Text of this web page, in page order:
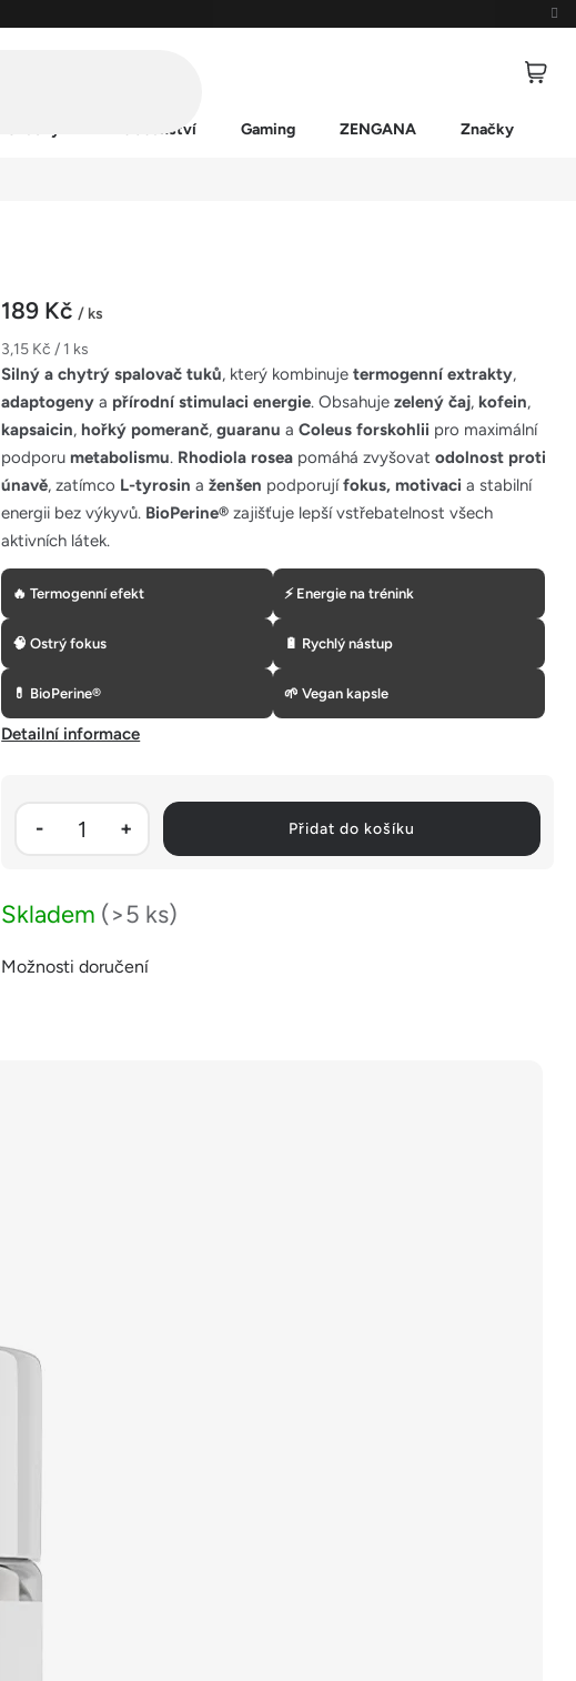
Příslušenství Gaming ZENGANA Značky
189 Kč/ ks
Měrná
cena:
3,15 Kč / 1 ks
Skladem (>5 ks)
Možnosti doručení
Přidat do košíku
Silný a chytrý spalovač tuků, který kombinujetermogenní extrakty,
adaptogeny a přírodní stimulaci energie. Obsahujezelený čaj,kofein,
kapsaicin,hořký pomeranč,guaranu aColeus forskohlii pro maximální
podporumetabolismu. Rhodiola rosea pomáhá zvyšovatodolnost proti
únavě, zatímco L-tyrosin aženšen podporujífokus, motivaci a stabilní
energii bez výkyvů. BioPerine® zajišťuje lepší vstřebatelnost všech
aktivních látek.
🔥 Termogenní efekt ⚡ Energie na trénink
🧠 Ostrý fokus 🔋 Rychlý nástup
💊 BioPerine® 🌱 Vegan kapsle
Detailní informace